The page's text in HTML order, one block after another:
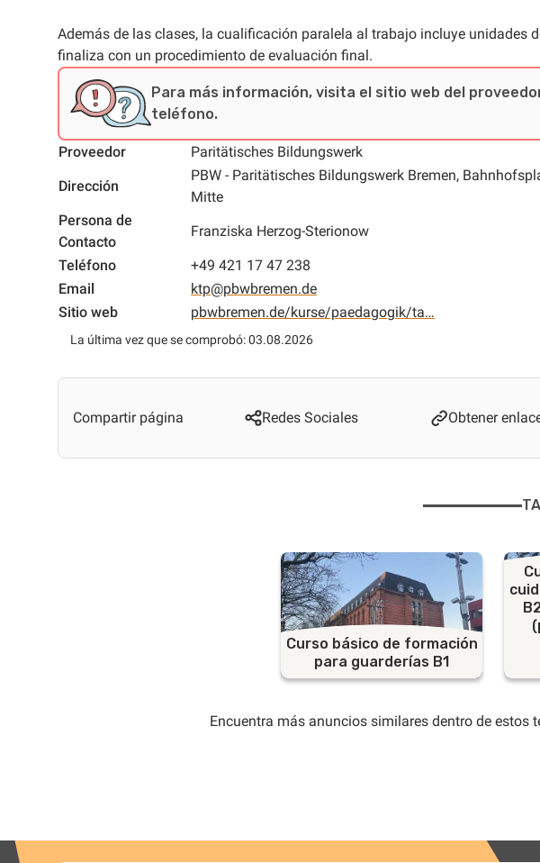
Además de las clases, la cualificación paralela al trabajo incluye unidades
finaliza con un procedimiento de evaluación final.
Para más información, visita el sitio web del
teléfono.
Proveedor
Paritätisches Bildungswerk
Dirección
PBW - Paritätisches Bildungswerk Bremen,
Mitte
Persona de
Contacto
Franziska Herzog-Sterionow
Teléfono
+49 421 17 47 238
Email
ktp@pbwbremen.de
Sitio web
pbwbremen.de/kurse/paedagogik/ta…
La última vez que se comprobó: 03.08.2026
Compartir página Redes Sociales Obtener
Curso básico de formación
para guarderías B1
Encuentra más anuncios similares dentro de estos